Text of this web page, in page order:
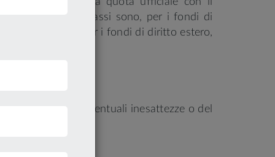
non diviso in classi sono, per i fondi di
successivo e, per i fondi di diritto estero,
risponde di eventuali inesattezze o del